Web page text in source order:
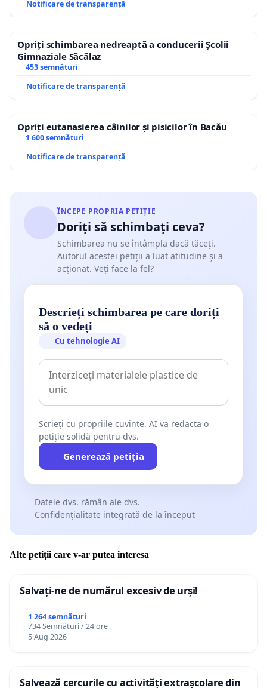
Notificare de transparență
Opriți schimbarea nedreaptă a conducerii Școlii
Gimnaziale Săcălaz
453 semnături
Notificare de transparență
Opriți eutanasierea câinilor și pisicilor în Bacău
1 600 semnături
Notificare de transparență
ÎNCEPE PROPRIA PETIȚIE
Doriți să schimbați ceva?
Schimbarea nu se întâmplă dacă tăceți.
Autorul acestei petiții a luat atitudine și a
acționat. Veți face la fel?
Descrieți schimbarea pe care doriți
să o vedeți
Cu tehnologie AI
Scrieți cu propriile cuvinte. AI va redacta o
petiție solidă pentru dvs.
Generează petiția
Datele dvs. rămân ale dvs.
Confidențialitate integrată de la început
Alte petiții care v-ar putea interesa
Salvați-ne de numărul excesiv de urși!
1 264 semnături
734 Semnături / 24 ore
5 Aug 2026
Salvează cercurile cu activități extrașcolare din